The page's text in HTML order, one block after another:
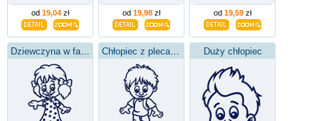
od 19,04 zł od 19,98 zł od 19,59 zł
Dziewczyna w fartuchu Chłopiec z plecakiem Duży chłopiec